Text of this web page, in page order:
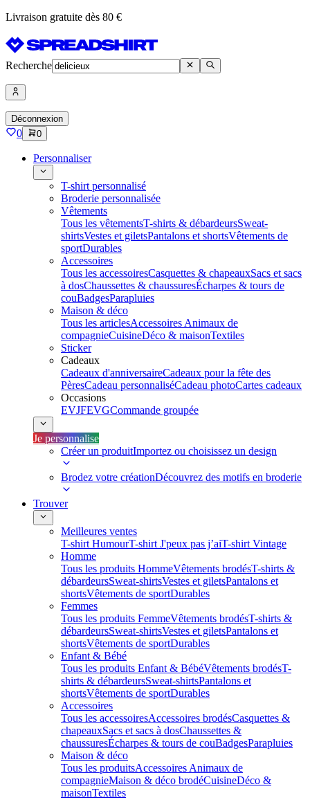
Livraison gratuite dès 80 €
Recherche
Déconnexion
0 0
Personnaliser
T-shirt personnalisé
Broderie personnalisée
Vêtements
Tous les vêtementsT-shirts & débardeursSweat-
shirtsVestes et giletsPantalons et shortsVêtements de
sportDurables
Accessoires
Tous les accessoiresCasquettes & chapeauxSacs et sacs
à dosChaussettes & chaussuresÉcharpes & tours de
couBadgesParapluies
Maison & déco
Tous les articlesAccessoires Animaux de
compagnieCuisineDéco & maisonTextiles
Sticker
Cadeaux
Cadeaux d'anniversaireCadeaux pour la fête des
PèresCadeau personnaliséCadeau photoCartes cadeaux
Occasions
EVJFEVGCommande groupée
Je personnalise
Créer un produitImportez ou choisissez un design
Brodez votre créationDécouvrez des motifs en broderie
Trouver
Meilleures ventes
T-shirt HumourT-shirt J'peux pas j’aiT-shirt Vintage
Homme
Tous les produits HommeVêtements brodésT-shirts &
débardeursSweat-shirtsVestes et giletsPantalons et
shortsVêtements de sportDurables
Femmes
Tous les produits FemmeVêtements brodésT-shirts &
débardeursSweat-shirtsVestes et giletsPantalons et
shortsVêtements de sportDurables
Enfant & Bébé
Tous les produits Enfant & BébéVêtements brodésT-
shirts & débardeursSweat-shirtsPantalons et
shortsVêtements de sportDurables
Accessoires
Tous les accessoiresAccessoires brodésCasquettes &
chapeauxSacs et sacs à dosChaussettes &
chaussuresÉcharpes & tours de couBadgesParapluies
Maison & déco
Tous les produitsAccessoires Animaux de
compagnieMaison & déco brodéCuisineDéco &
maisonTextiles